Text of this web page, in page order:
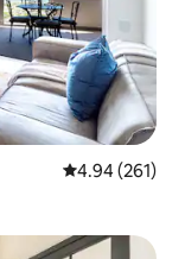
レビュー261
4.94 (261)